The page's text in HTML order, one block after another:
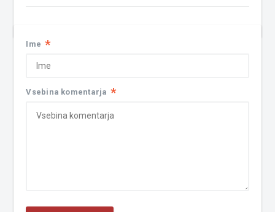
Ime *
Vsebina komentarja *